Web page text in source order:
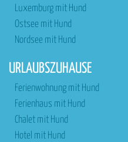
Luxemburg mit Hund
Ostsee mit Hund
Nordsee mit Hund
URLAUBSZUHAUSE
Ferienwohnung mit Hund
Ferienhaus mit Hund
Chalet mit Hund
Hotel mit Hund